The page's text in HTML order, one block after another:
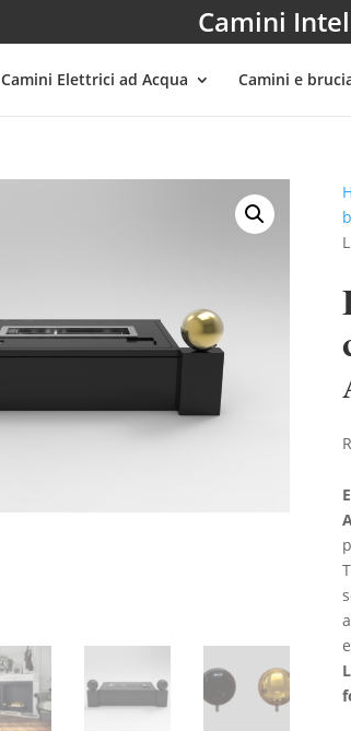
Camini
Camini Elettrici ad Acqua Camini e